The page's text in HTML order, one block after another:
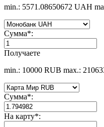
min.: 5571.08650672 UAH
Сумма*:
Получаете
min.: 10000 RUB max.:
Сумма*:
На карту*: